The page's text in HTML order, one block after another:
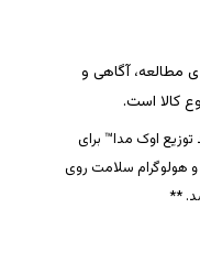
مطالعه، آگاهی و
کالا است.
اوک مدا™ برای
هولوگرام سلامت روی
**